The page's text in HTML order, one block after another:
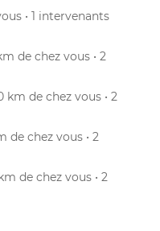
• 1 intervenants
de chez vous • 2
km de chez vous • 2
de chez vous • 2
de chez vous • 2